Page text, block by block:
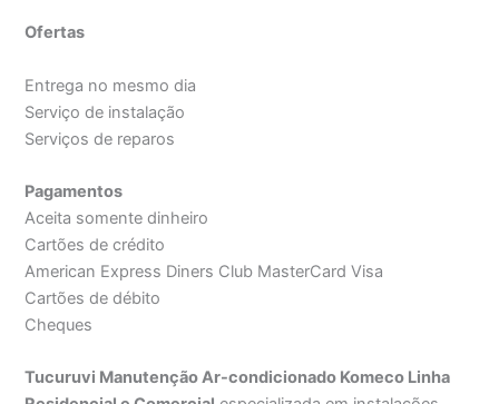
Ofertas
Entrega no mesmo dia
Serviço de instalação
Serviços de reparos
Pagamentos
Aceita somente dinheiro
Cartões de crédito
American Express Diners Club MasterCard Visa
Cartões de débito
Cheques
Tucuruvi Manutenção Ar-condicionado Komeco Linha